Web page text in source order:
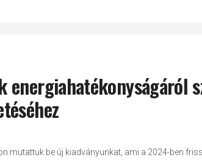
energiahatékonyságáról
mutattuk be új kiadványunkat, ami a 2024-ben